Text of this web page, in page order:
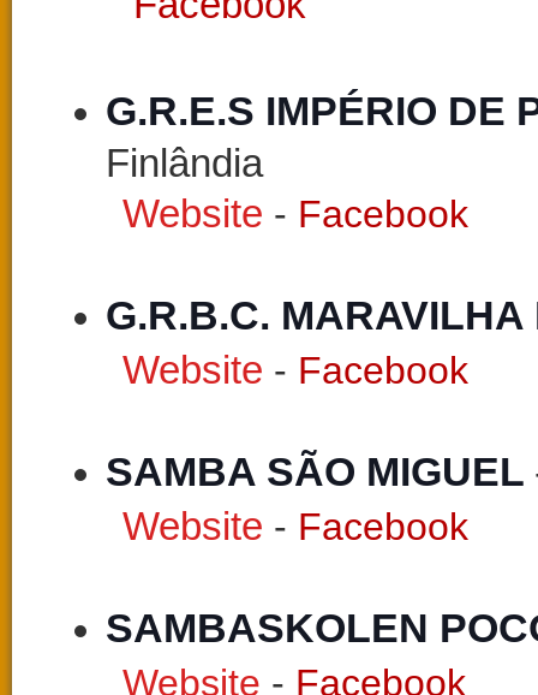
G.R.E.S IMPÉRIO DE
Finlândia
Website - Facebook
G.R.B.C.
Website - Facebook
SAMBA SÃO MIGUEL
Website - Facebook
SAMBASKOLEN
Website - Facebook